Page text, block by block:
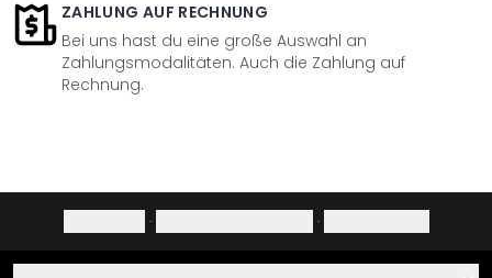
ZAHLUNG AUF RECHNUNG
Bei uns hast du eine große Auswahl an
Zahlungsmodalitäten. Auch die Zahlung auf
Rechnung.
· ·